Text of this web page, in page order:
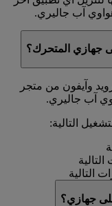
آب جاليري.
جهازي المتحرك؟
وآيفون من متجر
آب جاليري.
التالية:
جهازي؟